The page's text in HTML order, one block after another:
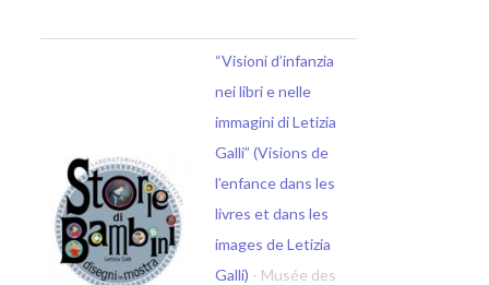
“Visioni d’infanzia
nei libri e nelle
immagini di Letizia
Galli” (Visions de
l’enfance dans les
livres et dans les
images de Letizia
Galli) - Musée des